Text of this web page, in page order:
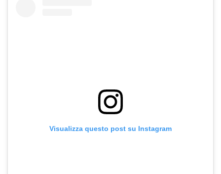
Visualizza questo post su Instagram